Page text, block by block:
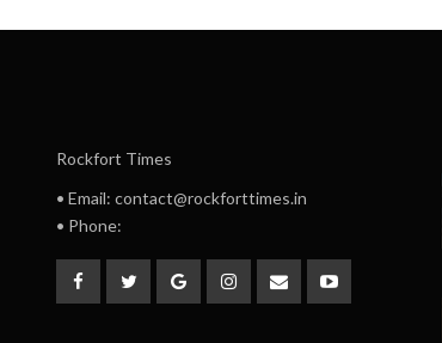
Rockfort Times
• Email: contact@rockforttimes.in
• Phone: